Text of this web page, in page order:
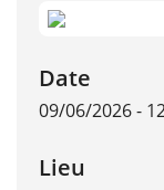
Date
09/06/2026 -
Lieu